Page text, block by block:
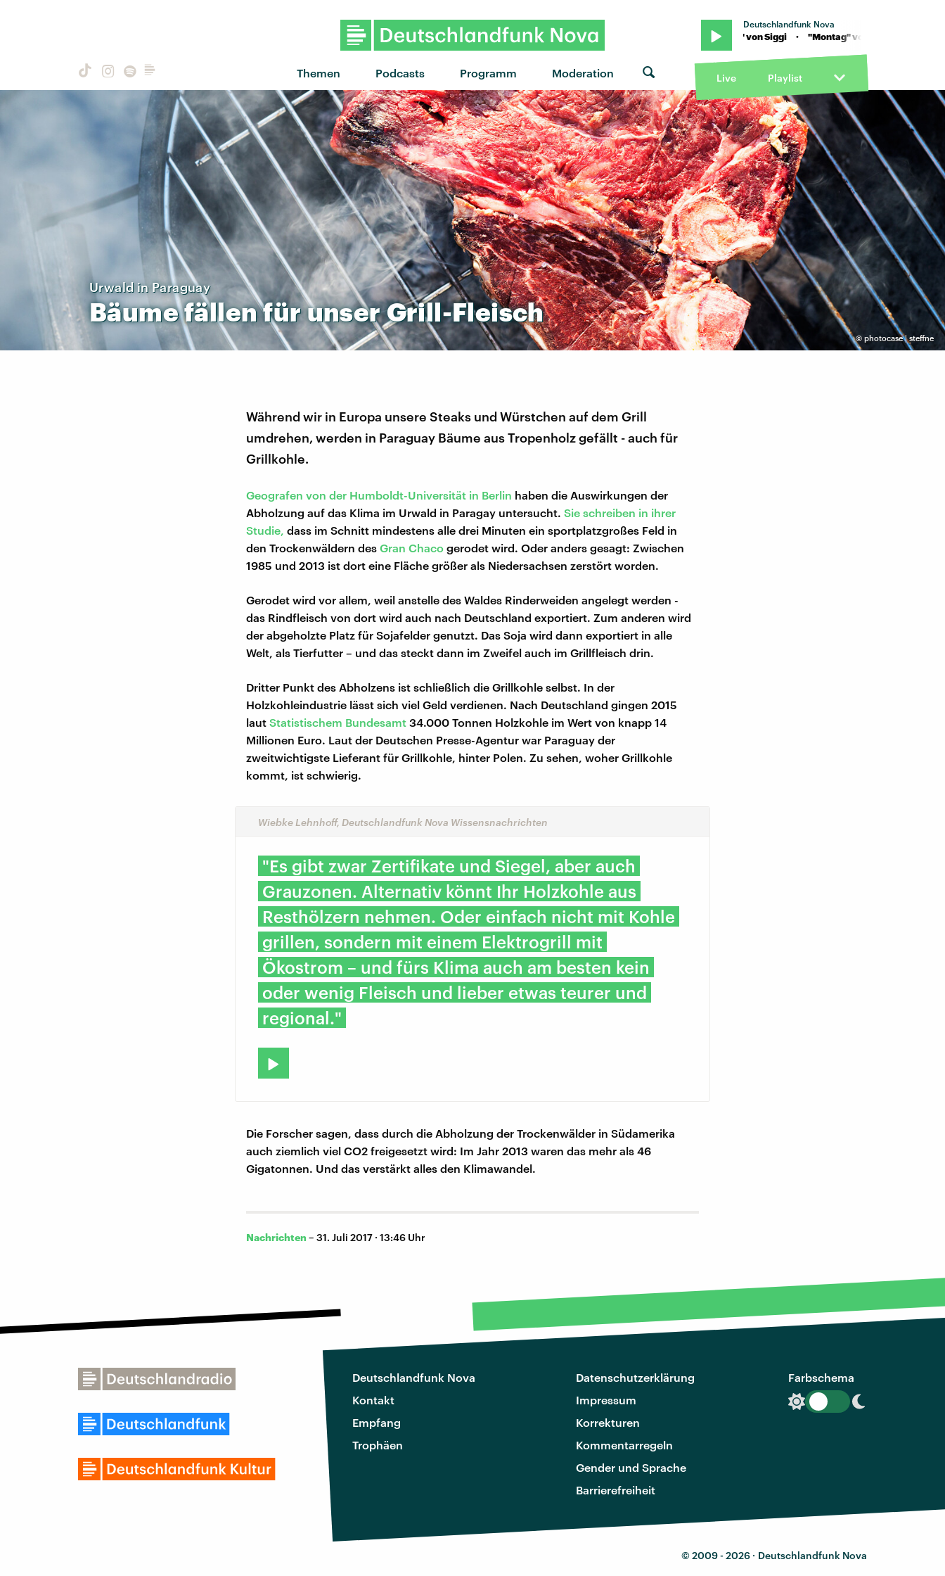
Themen Podcasts Programm Moderation
Deutschlandfunk Nova
"Montag" von Siggi · "Montag" von Siggi · "Montag" von Siggi
Live Playlist
© photocase | steffne
Urwald in Paraguay
BäumefällenfürunserGrill-Fleisch
Während wir in Europa unsere Steaks und Würstchen auf dem Grill
umdrehen, werden in Paraguay Bäume aus Tropenholz gefällt - auch für
Grillkohle.
Geografen von der Humboldt-Universität in Berlin haben die Auswirkungen der
Abholzung auf das Klima im Urwald in Paragay untersucht. Sie schreiben in ihrer
Studie, dass im Schnitt mindestens alle drei Minuten ein sportplatzgroßes Feld in
den Trockenwäldern des Gran Chaco gerodet wird. Oder anders gesagt: Zwischen
1985 und 2013 ist dort eine Fläche größer als Niedersachsen zerstört worden.
Gerodet wird vor allem, weil anstelle des Waldes Rinderweiden angelegt werden -
das Rindfleisch von dort wird auch nach Deutschland exportiert. Zum anderen wird
der abgeholzte Platz für Sojafelder genutzt. Das Soja wird dann exportiert in alle
Welt, als Tierfutter – und das steckt dann im Zweifel auch im Grillfleisch drin.
Dritter Punkt des Abholzens ist schließlich die Grillkohle selbst. In der
Holzkohleindustrie lässt sich viel Geld verdienen. Nach Deutschland gingen 2015
laut Statistischem Bundesamt 34.000 Tonnen Holzkohle im Wert von knapp 14
Millionen Euro. Laut der Deutschen Presse-Agentur war Paraguay der
zweitwichtigste Lieferant für Grillkohle, hinter Polen. Zu sehen, woher Grillkohle
kommt, ist schwierig.
Wiebke Lehnhoff, Deutschlandfunk Nova Wissensnachrichten
"Es gibt zwar Zertifikate und Siegel, aber auch
Grauzonen. Alternativ könnt Ihr Holzkohle aus
Resthölzern nehmen. Oder einfach nicht mit Kohle
grillen, sondern mit einem Elektrogrill mit
Ökostrom – und fürs Klima auch am besten kein
oder wenig Fleisch und lieber etwas teurer und
regional."
Die Forscher sagen, dass durch die Abholzung der Trockenwälder in Südamerika
auch ziemlich viel CO2 freigesetzt wird: Im Jahr 2013 waren das mehr als 46
Gigatonnen. Und das verstärkt alles den Klimawandel.
Nachrichten – 31. Juli 2017 · 13:46 Uhr
Deutschlandfunk Nova
Kontakt
Empfang
Trophäen
Datenschutzerklärung
Impressum
Korrekturen
Kommentarregeln
Gender und Sprache
Barrierefreiheit
Farbschema
© 2009 - 2026 · Deutschlandfunk Nova